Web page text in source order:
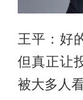
王平：好
但真正让
被大多人